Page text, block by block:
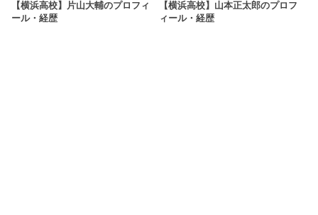
【横浜高校】片山大輔のプロフィ
ール・経歴
【横浜高校】山本正太郎のプロフ
ィール・経歴